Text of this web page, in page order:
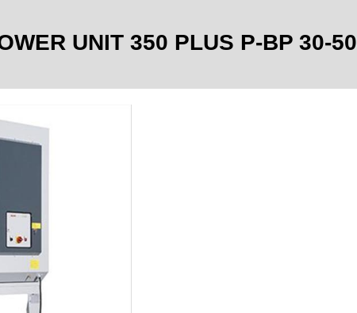
UNIT 350 PLUS P-BP 30-50